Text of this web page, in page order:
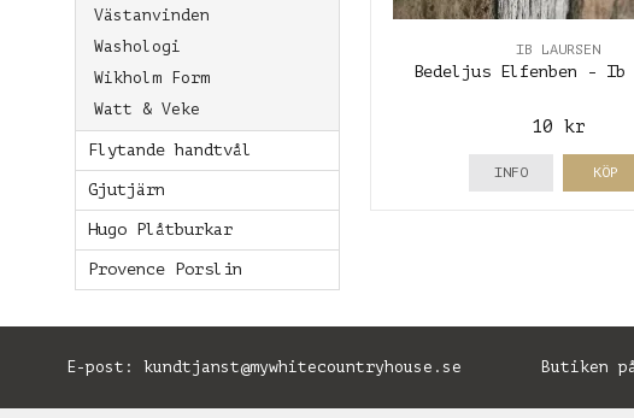
Västanvinden
Washologi
Wikholm Form
Watt & Veke
Flytande handtvål
Gjutjärn
Hugo Plåtburkar
Provence Porslin
IB LAURSEN
Bedeljus Elfenben - Ib
10 kr
INFO KÖP
E-post: kundtjanst@mywhitecountryhouse.se Butiken